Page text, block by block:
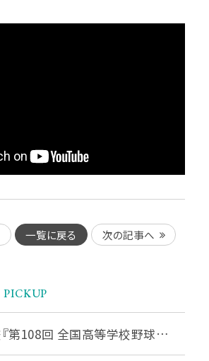
一覧に戻る 次の記事へ
PICKUP
花巻東高校『第108回 全国高等学校野球選手権 岩手大会』優勝おめでとうございます！